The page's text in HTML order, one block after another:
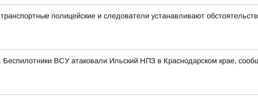
полицейские и следователи устанавливают
Беспилотники ВСУ атаковали Ильский НПЗ в Краснодарском крае,